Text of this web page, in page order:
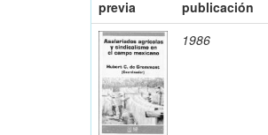
previa
publicación
1986